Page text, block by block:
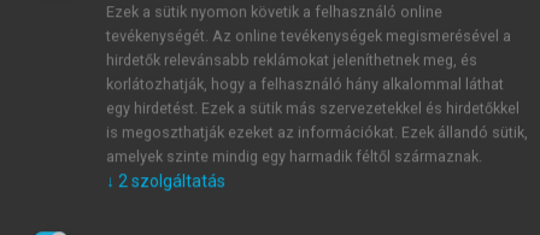
Ezek a sütik nyomon követik a felhasználó online
tevékenységét. Az online tevékenységek megismerésével a
hirdetők relevánsabb reklámokat jeleníthetnek meg, és
korlátozhatják, hogy a felhasználó hány alkalommal láthat
egy hirdetést. Ezek a sütik más szervezetekkel és hirdetőkkel
is megoszthatják ezeket az információkat. Ezek állandó sütik,
amelyek szinte mindig egy harmadik féltől származnak.
↓ 2 szolgáltatás